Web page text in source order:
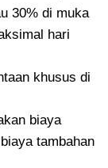
30% di muka
hari
khusus di
biaya
tambahan